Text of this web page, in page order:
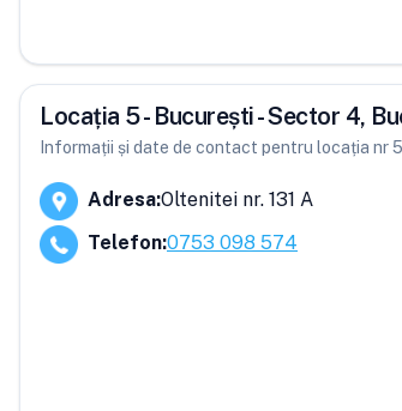
Locația 5 - București - Sector 4,
Informații și date de contact pentru locația nr
Adresa:Oltenitei nr. 131 A
Telefon:0753 098 574